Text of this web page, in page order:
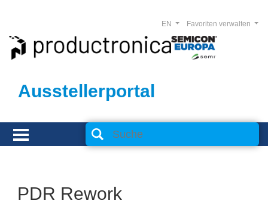
Ausstellerportal
Favoriten verwalten
EN
PDR Rework